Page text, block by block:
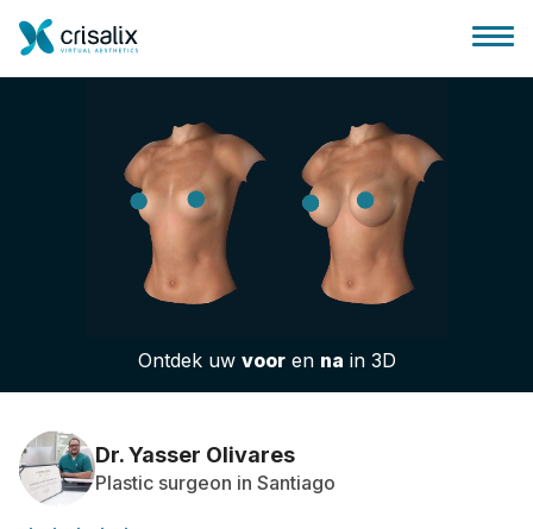
Huis chirurg
3D business platform
Patiëntrecensies
Ontdek uw vooren na in 3D
Dr. Yasser Olivares
Plastic surgeon in Santiago